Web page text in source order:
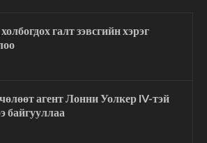
галт зэвсгийн хэрэг
агент Лонни Уолкер IV-тэй
байгууллаа